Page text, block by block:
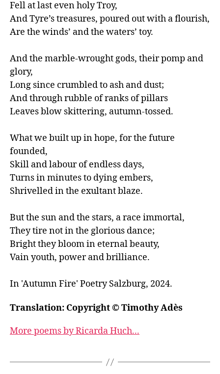
Fell at last even holy Troy,
And Tyre’s treasures, poured out with a flourish,
Are the winds’ and the waters’ toy.
And the marble-wrought gods, their pomp and
glory,
Long since crumbled to ash and dust;
And through rubble of ranks of pillars
Leaves blow skittering, autumn-tossed.
What we built up in hope, for the future
founded,
Skill and labour of endless days,
Turns in minutes to dying embers,
Shrivelled in the exultant blaze.
But the sun and the stars, a race immortal,
They tire not in the glorious dance;
Bright they bloom in eternal beauty,
Vain youth, power and brilliance.
In 'Autumn Fire' Poetry Salzburg, 2024.
Translation: Copyright © Timothy Adès
More poems by Ricarda Huch...